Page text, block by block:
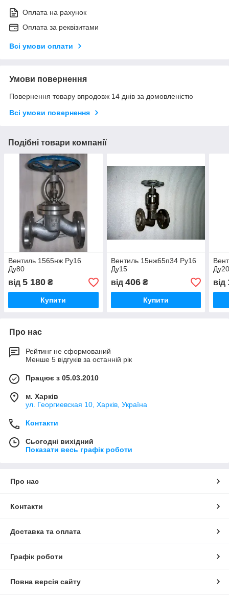
Оплата на рахунок
Оплата за реквізитами
Всі умови оплати
Умови повернення
Повернення товару впродовж 14 днів за домовленістю
Всі умови повернення
Подібні товари компанії
Вентиль 1565нж Ру16
Ду80
від 5 180 ₴
Купити
Вентиль 15нж65п34 Ру16
Ду15
від 406₴
Купити
від
Про нас
Рейтинг не сформований
Менше 5 відгуків за останній рік
Працює з 05.03.2010
м. Харків
ул. Георгиевская 10, Харків, Україна
Контакти
Сьогодні вихідний
Показати весь графік роботи
Про нас
Контакти
Доставка та оплата
Графік роботи
Повна версія сайту